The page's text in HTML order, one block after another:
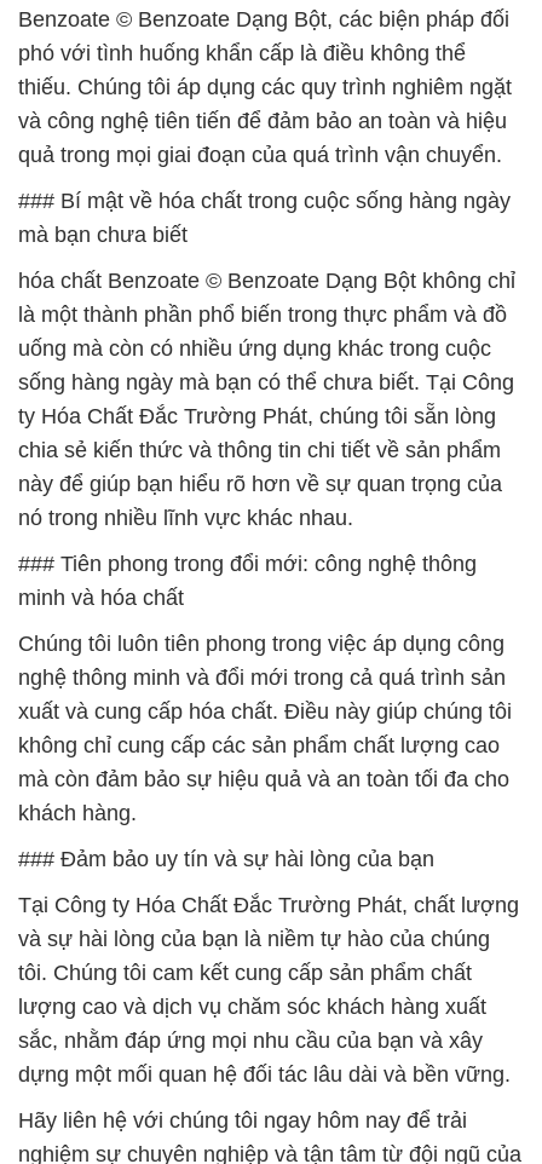
Benzoate © Benzoate Dạng Bột, các biện pháp đối
phó với tình huống khẩn cấp là điều không thể
thiếu. Chúng tôi áp dụng các quy trình nghiêm ngặt
và công nghệ tiên tiến để đảm bảo an toàn và hiệu
quả trong mọi giai đoạn của quá trình vận chuyển.
### Bí mật về hóa chất trong cuộc sống hàng ngày
mà bạn chưa biết
hóa chất Benzoate © Benzoate Dạng Bột không chỉ
là một thành phần phổ biến trong thực phẩm và đồ
uống mà còn có nhiều ứng dụng khác trong cuộc
sống hàng ngày mà bạn có thể chưa biết. Tại Công
ty Hóa Chất Đắc Trường Phát, chúng tôi sẵn lòng
chia sẻ kiến thức và thông tin chi tiết về sản phẩm
này để giúp bạn hiểu rõ hơn về sự quan trọng của
nó trong nhiều lĩnh vực khác nhau.
### Tiên phong trong đổi mới: công nghệ thông
minh và hóa chất
Chúng tôi luôn tiên phong trong việc áp dụng công
nghệ thông minh và đổi mới trong cả quá trình sản
xuất và cung cấp hóa chất. Điều này giúp chúng tôi
không chỉ cung cấp các sản phẩm chất lượng cao
mà còn đảm bảo sự hiệu quả và an toàn tối đa cho
khách hàng.
### Đảm bảo uy tín và sự hài lòng của bạn
Tại Công ty Hóa Chất Đắc Trường Phát, chất lượng
và sự hài lòng của bạn là niềm tự hào của chúng
tôi. Chúng tôi cam kết cung cấp sản phẩm chất
lượng cao và dịch vụ chăm sóc khách hàng xuất
sắc, nhằm đáp ứng mọi nhu cầu của bạn và xây
dựng một mối quan hệ đối tác lâu dài và bền vững.
Hãy liên hệ với chúng tôi ngay hôm nay để trải
nghiệm sự chuyên nghiệp và tận tâm từ đội ngũ của